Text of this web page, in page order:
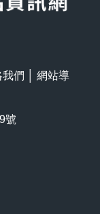
們
網站導
號